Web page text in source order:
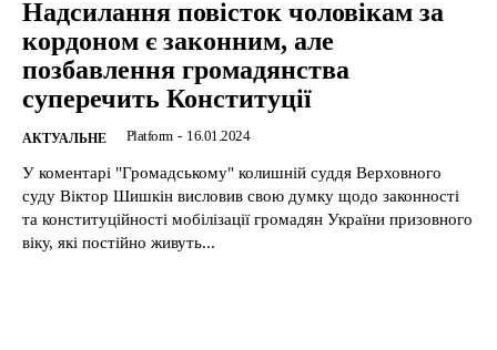
Надсилання повісток чоловікам за
кордоном є законним, але
позбавлення громадянства
суперечить Конституції
АКТУАЛЬНЕ Platform - 16.01.2024
У коментарі "Громадському" колишній суддя Верховного
суду Віктор Шишкін висловив свою думку щодо законності
та конституційності мобілізації громадян України призовного
віку, які постійно живуть...